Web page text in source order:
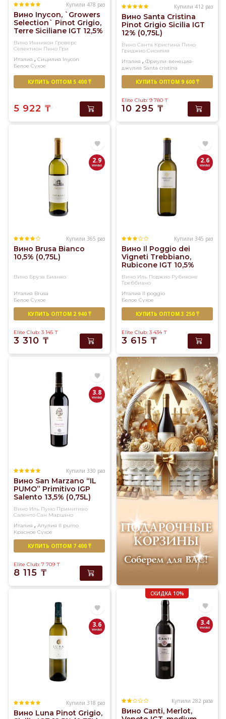
Купили 478 раз
Вино Inycon, `Growers
Selection` Pinot Grigio,
Terre Siciliane IGT 12,5%
(0,75L)
Вино Инникон Гроверс
Селектион Пино Гри
Италия , Сицилия Inycon
Белое Сухое
КУПИТЬ ОПТОМ 5 400 ₸
5 922 ₸
Купили 412 раз
Вино Santa Cristina
Pinot Grigio Sicilia IGT
12% (0,75L)
Вино Санта Кристина Пино
Гриджио Сисилия
Италия , Фриули-венеция-
джулия Santa cristina
Белое Сухое
КУПИТЬ ОПТОМ 9 600 ₸
Elite Club: 9 780 ₸
10 295 ₸
2.9
Купили 365 раз
Вино Brusa Bianco
10,5% (0,75L)
Вино Бруза Бианко
Италия Brusa
Белое Сухое
КУПИТЬ ОПТОМ 2 940 ₸
Elite Club: 3 145 ₸
3 310 ₸
2.6
Купили 345 раз
Вино Il Poggio dei
Vigneti Trebbiano,
Rubicone IGT 10,5%
(0,75L)
Вино Иль Поджио Рубиконе
Треббиано
Италия Il poggio
Белое Сухое
КУПИТЬ ОПТОМ 3 250 ₸
Elite Club: 3 434 ₸
3 615 ₸
3.8
Купили 330 раз
Вино San Marzano “IL
PUMO” Primitivo IGP
Salento 13,5% (0,75L)
Вино Иль Пумо Примитиво
Саленто Сан Марцано
Италия , Апулия Il pumo
Красное Сухое
КУПИТЬ ОПТОМ 7 400 ₸
Elite Club: 7 709 ₸
8 115 ₸
3.6
Купили 318 раз
Вино Luna Pinot Grigio,
СКИДКА 10%
3.4
Купили 282 раза
Вино Canti, Merlot,